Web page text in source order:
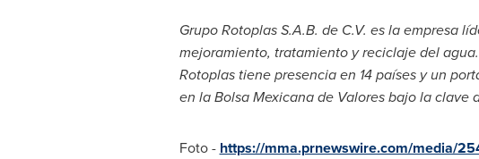
Grupo Rotoplas S.A.B. de C.V. es la empresa
mejoramiento, tratamiento y reciclaje del
Rotoplas tiene presencia en 14 países y un
en la Bolsa Mexicana de Valores bajo la clave
Foto - https://mma.prnewswire.com/media/